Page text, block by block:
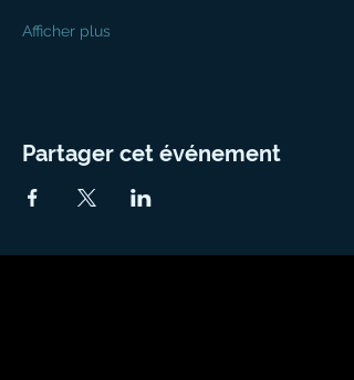
Afficher plus
Partager cet événement